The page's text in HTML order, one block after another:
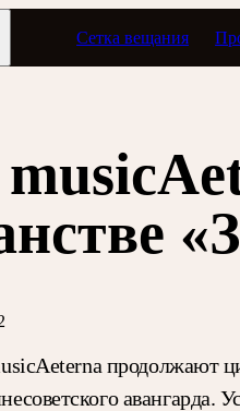
Сетка вещания
Новости
продолжают
авангарда.